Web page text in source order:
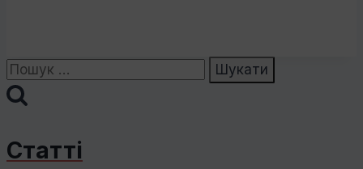
Пошук:
Статті